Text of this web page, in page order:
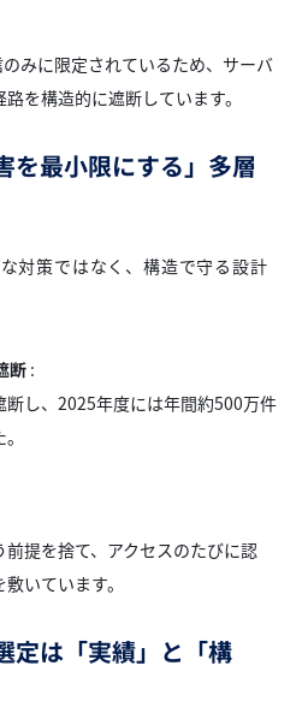
みに限定されているため、サーバ
を構造的に遮断しています。
を最小限にする」多層
対策ではなく、構造で守る設計
断 :
断し、2025年度には年間約500万件
前提を捨て、アクセスのたびに認
いています。
定は「実績」と「構